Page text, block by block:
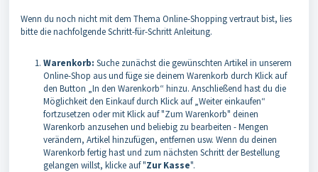
Wenn du noch nicht mit dem Thema Online-Shopping vertraut bist, lies
bitte die nachfolgende Schritt-für-Schritt Anleitung.
Warenkorb: Suche zunächst die gewünschten Artikel in unserem
Online-Shop aus und füge sie deinem Warenkorb durch Klick auf
den Button „In den Warenkorb“ hinzu. Anschließend hast du die
Möglichkeit den Einkauf durch Klick auf „Weiter einkaufen“
fortzusetzen oder mit Klick auf "Zum Warenkorb" deinen
Warenkorb anzusehen und beliebig zu bearbeiten - Mengen
verändern, Artikel hinzufügen, entfernen usw. Wenn du deinen
Warenkorb fertig hast und zum nächsten Schritt der Bestellung
gelangen willst, klicke auf "Zur Kasse".